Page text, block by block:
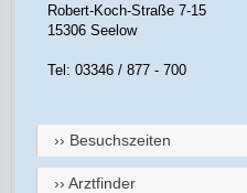
Robert-Koch-Straße 7-15
15306 Seelow
Tel: 03346 / 877 - 700
›› Besuchszeiten
›› Arztfinder